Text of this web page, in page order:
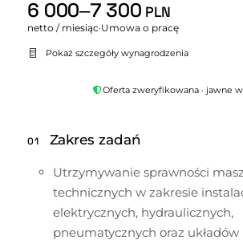
6 000–7 300 PLN
netto / miesiąc·Umowa o pracę
Pokaż szczegóły wynagrodzenia
Oferta zweryfikowana · jawne
01 Zakres zadań
Utrzymywanie sprawności
technicznych w zakresie
elektrycznych, hydraulicznych,
pneumatycznych oraz układów